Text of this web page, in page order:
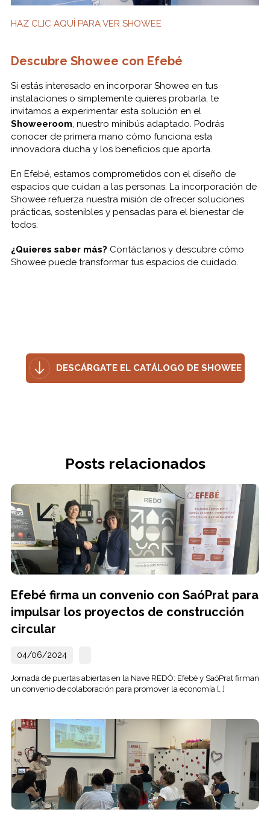
HAZ CLIC AQUÍ PARA VER SHOWEE
Descubre Showee con Efebé
Si estás interesado en incorporar Showee en tus
instalaciones o simplemente quieres probarla, te
invitamos a experimentar esta solución en el
Showeeroom, nuestro minibús adaptado. Podrás
conocer de primera mano cómo funciona esta
innovadora ducha y los beneficios que aporta.
En Efebé, estamos comprometidos con el diseño de
espacios que cuidan a las personas. La incorporación de
Showee refuerza nuestra misión de ofrecer soluciones
prácticas, sostenibles y pensadas para el bienestar de
todos.
¿Quieres saber más? Contáctanos y descubre cómo
Showee puede transformar tus espacios de cuidado.
DESCÁRGATE EL CATÁLOGO DE SHOWEE
Posts relacionados
Efebé firma un convenio con SaóPrat para
impulsar los proyectos de construcción
circular
04/06/2024
Jornada de puertas abiertas en la Nave REDÓ: Efebé y SaóPrat firman
un convenio de colaboración para promover la economía […]